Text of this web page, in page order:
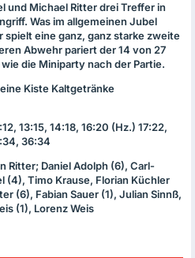
und Michael Ritter drei Treffer in
Was im allgemeinen Jubel
eine ganz, ganz starke zweite
Abwehr pariert der 14 von 27
die Miniparty nach der Partie.
Kiste Kaltgetränke
13:15, 14:18, 16:20 (Hz.) 17:22,
36:34
Ritter; Daniel Adolph (6), Carl-
(4), Timo Krause, Florian Küchler
(6), Fabian Sauer (1), Julian Sinnß,
(1), Lorenz Weis